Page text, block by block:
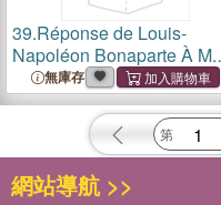
39.Réponse de Louis-
Napoléon Bonaparte À M.
Lamartine. Lettre de Louis-
Napoléon Bonaparte: Au
Journal 'le Loiret' Et Aux
Ouvriers...
無庫存
網站導航 >>